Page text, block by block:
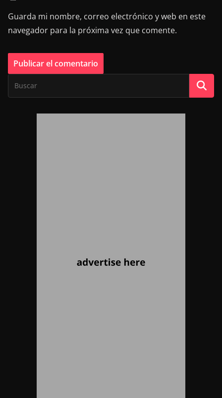
Guarda mi nombre, correo electrónico y web en este
navegador para la próxima vez que comente.